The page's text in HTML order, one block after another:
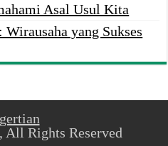
Asal Usul Kita
yang Sukses
Rights Reserved